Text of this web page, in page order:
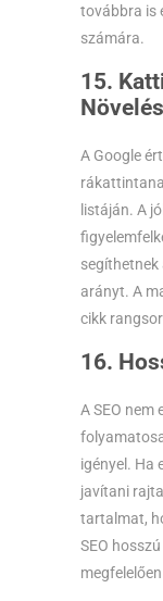
továbbra is
számára.
15.
A Google
listáján. A
arányt. A
cikk
16.
A SEO nem
igényel. Ha
javítani
tartalmat,
SEO